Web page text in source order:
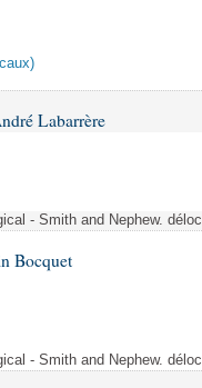
Labarrère
- Smith and Nephew.
Bocquet
- Smith and Nephew.